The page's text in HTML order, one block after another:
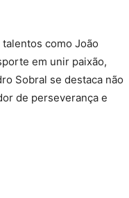
como João
em unir paixão,
Sobral se destaca não
de perseverança e